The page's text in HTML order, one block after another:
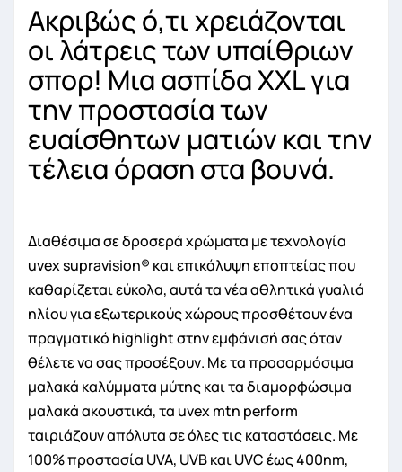
Ακριβώς ό,τι χρειάζονται
οι λάτρεις των υπαίθριων
σπορ! Μια ασπίδα XXL για
την προστασία των
ευαίσθητων ματιών και την
τέλεια όραση στα βουνά.
Διαθέσιμα σε δροσερά χρώματα με τεχνολογία
uvex supravision® και επικάλυψη εποπτείας που
καθαρίζεται εύκολα, αυτά τα νέα αθλητικά γυαλιά
ηλίου για εξωτερικούς χώρους προσθέτουν ένα
πραγματικό highlight στην εμφάνισή σας όταν
θέλετε να σας προσέξουν. Με τα προσαρμόσιμα
μαλακά καλύμματα μύτης και τα διαμορφώσιμα
μαλακά ακουστικά, τα uvex mtn perform
ταιριάζουν απόλυτα σε όλες τις καταστάσεις. Με
100% προστασία UVA, UVB και UVC έως 400nm,